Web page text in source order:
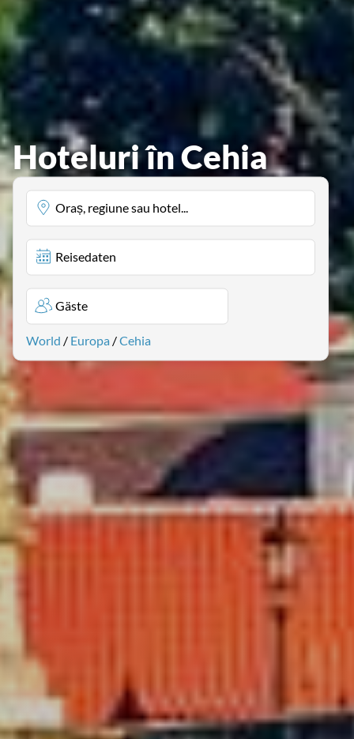
Hoteluri în Cehia
Oraș, regiune sau hotel...
Reisedaten
Gäste
World / Europa /Cehia